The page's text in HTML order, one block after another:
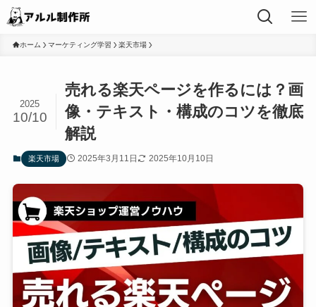
ホーム マーケティング学習 楽天市場
売れる楽天ページを作るには？画
像・テキスト・構成のコツを徹底
解説
2025
10/10
楽天市場 2025年3月11日 2025年10月10日